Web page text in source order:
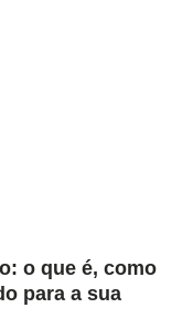
o que é, como
para a sua